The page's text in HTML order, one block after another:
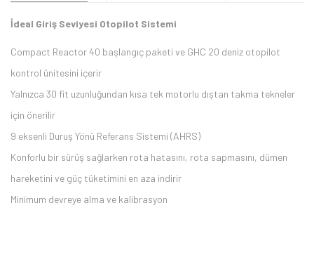
İdeal Giriş Seviyesi Otopilot Sistemi
Compact Reactor 40 başlangıç paketi ve GHC 20 deniz otopilot
kontrol ünitesini içerir
Yalnızca 30 fit uzunluğundan kısa tek motorlu dıştan takma tekneler
için önerilir
9 eksenli Duruş Yönü Referans Sistemi (AHRS)
Konforlu bir sürüş sağlarken rota hatasını, rota sapmasını, dümen
hareketini ve güç tüketimini en aza indirir
Minimum devreye alma ve kalibrasyon